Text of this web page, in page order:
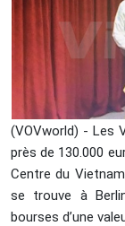
(VOVworld) - Les
près de 130.000
Centre du
se trouve à
bourses d’une